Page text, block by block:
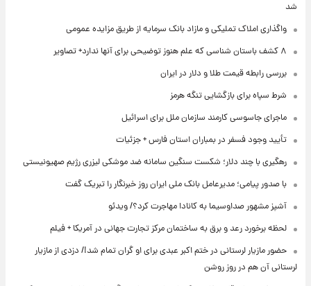
شد
واگذاری املاک تملیکی و مازاد بانک سرمایه از طریق مزایده عمومی
۸ کشف باستان شناسی که علم هنوز توضیحی برای آنها ندارد+ تصاویر
بررسی رابطه قیمت طلا و دلار در ایران
شرط سپاه برای بازگشایی تنگه هرمز
ماجرای جاسوسی کارمند سازمان ملل برای اسرائیل
تأیید وجود فسفر در بمباران استان فارس + جزئیات
رهگیری با چند دلار؛ شکست سنگین سامانه ضد موشکی لیزری رژیم صهیونیستی
با صدور پیامی؛ مدیرعامل بانک ملی ایران روز خبرنگار را تبریک گفت
آشپز مشهور صداوسیما به کانادا مهاجرت کرد؟/ ویدئو
لحظه برخورد رعد و برق به ساختمان مرکز تجارت جهانی در آمریکا + فیلم
حضور مازیار لرستانی در ختم اکبر عبدی برای او گران تمام شد!/ دزدی از مازیار
لرستانی آن هم در روز روشن